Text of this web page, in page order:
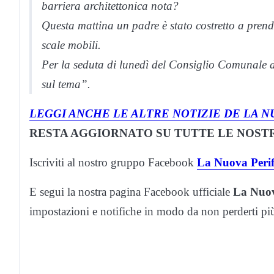
barriera architettonica nota?
Questa mattina un padre è stato costretto a
scale mobili.
Per la seduta di lunedì del Consiglio Comunale
sul tema”.
LEGGI ANCHE LE ALTRE NOTIZIE DE LA
RESTA AGGIORNATO SU TUTTE LE
Iscriviti al nostro gruppo Facebook La Nuova
E segui la nostra pagina Facebook ufficiale La
impostazioni e notifiche in modo da non perderti